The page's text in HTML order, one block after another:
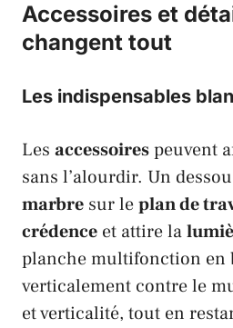
Accessoires et
changent tout
Les indispensables
Les accessoirespeuvent
sans l’alourdir. Un
marbre sur leplan de
crédence et attire la
planche multifonction en
verticalement contre le
et verticalité, tout en